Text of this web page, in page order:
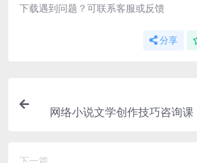
下载遇到问题？可联系客服或反馈
分享
网络小说文学创作技巧咨询课
下一篇